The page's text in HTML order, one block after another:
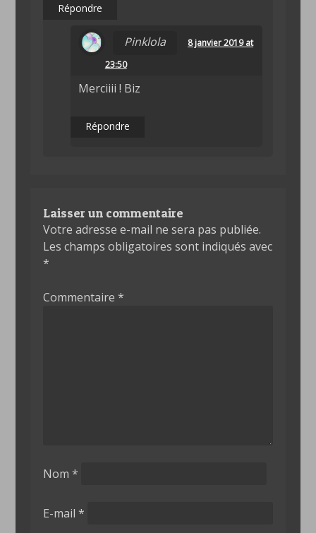
Répondre
Pinklola
8 janvier 2019 at
23:50
Merciiii ! Biz
Répondre
Laisser un commentaire
Votre adresse e-mail ne sera pas publiée.
Les champs obligatoires sont indiqués avec
*
Commentaire *
Nom *
E-mail *